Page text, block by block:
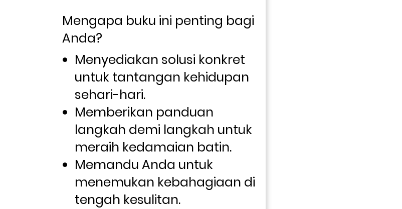
Mengapa buku ini penting bagi
Anda?
Menyediakan solusi konkret
untuk tantangan kehidupan
sehari-hari.
Memberikan panduan
langkah demi langkah untuk
meraih kedamaian batin.
Memandu Anda untuk
menemukan kebahagiaan di
tengah kesulitan.